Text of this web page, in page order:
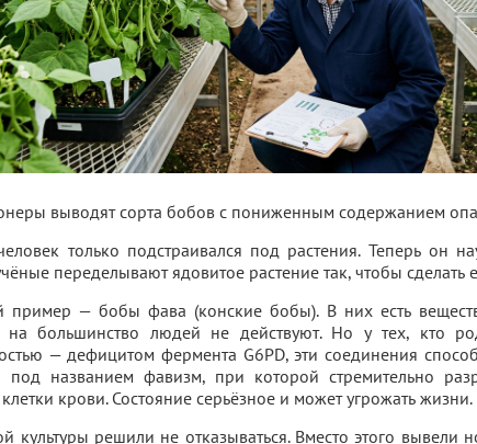
выводят сорта бобов с пониженным содержанием
только подстраивался под растения. Теперь он
переделывают ядовитое растение так, чтобы сделать
пример — бобы фава (конские бобы). В них есть
на большинство людей не действуют. Но у тех, кто
— дефицитом фермента G6PD, эти соединения
под названием фавизм, при которой стремительно
крови. Состояние серьёзное и может угрожать жизни.
культуры решили не отказываться. Вместо этого вывели